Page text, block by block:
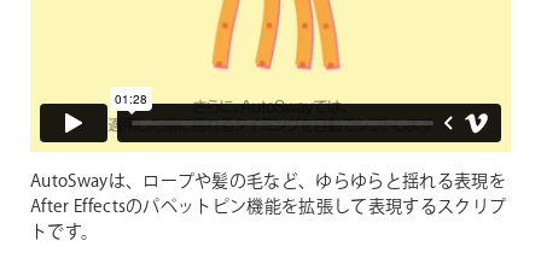
AutoSwayは、ロープや髪の毛など、ゆらゆらと揺れる表現を
After Effectsのパペットピン機能を拡張して表現するスクリプ
トです。